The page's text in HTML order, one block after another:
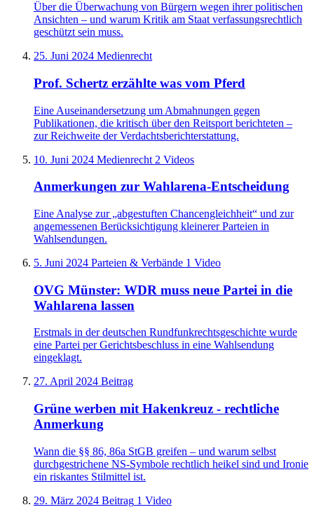
Über die Überwachung von Bürgern wegen ihrer politischen
Ansichten – und warum Kritik am Staat verfassungsrechtlich
geschützt sein muss.
25. Juni 2024 Medienrecht
Prof. Schertz erzählte was vom Pferd
Eine Auseinandersetzung um Abmahnungen gegen
Publikationen, die kritisch über den Reitsport berichteten –
zur Reichweite der Verdachtsberichterstattung.
10. Juni 2024 Medienrecht 2 Videos
Anmerkungen zur Wahlarena-Entscheidung
Eine Analyse zur „abgestuften Chancengleichheit“ und zur
angemessenen Berücksichtigung kleinerer Parteien in
Wahlsendungen.
5. Juni 2024 Parteien & Verbände 1 Video
OVG Münster: WDR muss neue Partei in die
Wahlarena lassen
Erstmals in der deutschen Rundfunkrechtsgeschichte wurde
eine Partei per Gerichtsbeschluss in eine Wahlsendung
eingeklagt.
27. April 2024 Beitrag
Grüne werben mit Hakenkreuz - rechtliche
Anmerkung
Wann die §§ 86, 86a StGB greifen – und warum selbst
durchgestrichene NS-Symbole rechtlich heikel sind und Ironie
ein riskantes Stilmittel ist.
29. März 2024 Beitrag 1 Video